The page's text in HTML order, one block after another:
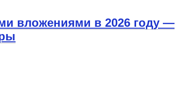
вложениями в 2026 году —